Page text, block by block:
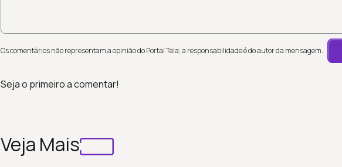
Os comentários não representam a opinião do Portal Tela; a responsabilidade é do autor da mensagem.
Seja o primeiro a comentar!
Veja Mais